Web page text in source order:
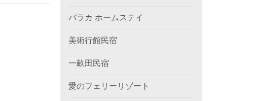
バラカ ホームステイ
美術行館民宿
一畝田民宿
愛のフェリーリゾート